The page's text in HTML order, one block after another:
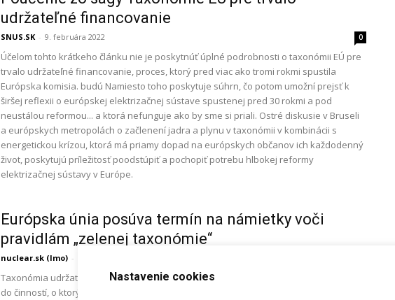
udržateľné financovanie
SNUS.SK - 9. februára 2022 0
Účelom tohto krátkeho článku nie je poskytnúť úplné podrobnosti o taxonómii EÚ pre
trvalo udržateľné financovanie, proces, ktorý pred viac ako tromi rokmi spustila
Európska komisia. budú Namiesto toho poskytuje súhrn, čo potom umožní prejsť k
širšej reflexii o európskej elektrizačnej sústave spustenej pred 30 rokmi a pod
neustálou reformou... a ktorá nefunguje ako by sme si priali. Ostré diskusie v Bruseli
a európskych metropolách o začlenení jadra a plynu v taxonómii v kombinácii s
energetickou krízou, ktorá má priamy dopad na európskych občanov ich každodenný
život, poskytujú príležitosť poodstúpiť a pochopiť potrebu hlbokej reformy
elektrizačnej sústavy v Európe.
Európska únia posúva termín na námietky voči
pravidlám „zelenej taxonómie“
nuclear.sk (lmo) -
Taxonómia udržateľných financií EÚ je balík predpisov, ktorými sa riadi investovanie
do činností, o ktorých Európska únia hovorí, že sú šetrné k životnému prostrediu.
Nastavenie cookies